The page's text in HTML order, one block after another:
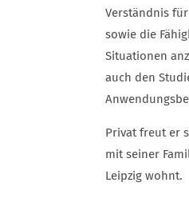
Verständnis
sowie die
Situationen
auch den
Privat freut er
mit seiner
Leipzig wohnt.